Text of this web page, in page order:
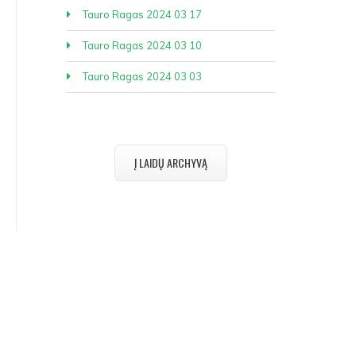
Tauro Ragas 2024 03 17
Tauro Ragas 2024 03 10
Tauro Ragas 2024 03 03
Į LAIDŲ ARCHYVĄ